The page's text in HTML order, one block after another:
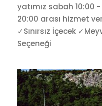
yatımız sabah 10:00
20:00 arası hizmet
✓Sınırsız İçecek
Seçeneği